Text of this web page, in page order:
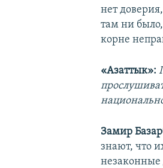
нет
там ни
корне
«Азаттык»:
Замир
знают, что
незаконные